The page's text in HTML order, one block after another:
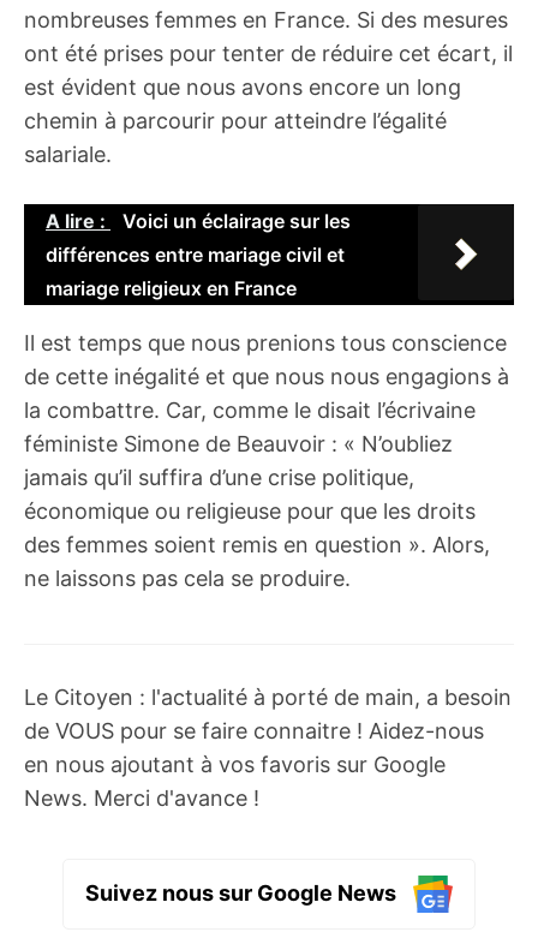
nombreuses femmes en France. Si des mesures
ont été prises pour tenter de réduire cet écart, il
est évident que nous avons encore un long
chemin à parcourir pour atteindre l’égalité
salariale.
A lire :
Voici un éclairage sur les
différences entre mariage civil et
mariage religieux en France
Il est temps que nous prenions tous conscience
de cette inégalité et que nous nous engagions à
la combattre. Car, comme le disait l’écrivaine
féministe Simone de Beauvoir : « N’oubliez
jamais qu’il suffira d’une crise politique,
économique ou religieuse pour que les droits
des femmes soient remis en question ». Alors,
ne laissons pas cela se produire.
Le Citoyen : l'actualité à porté de main, a besoin
de VOUS pour se faire connaitre ! Aidez-nous
en nous ajoutant à vos favoris sur Google
News. Merci d'avance !
Suivez nous sur Google News